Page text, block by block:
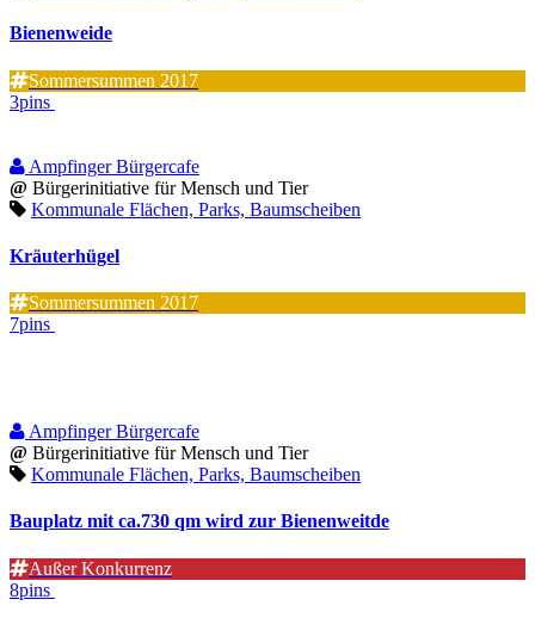
Bienenweide
Sommersummen 2017
3pins
Ampfinger Bürgercafe
@ Bürgerinitiative für Mensch und Tier
Kommunale Flächen, Parks, Baumscheiben
Kräuterhügel
Sommersummen 2017
7pins
Ampfinger Bürgercafe
@ Bürgerinitiative für Mensch und Tier
Kommunale Flächen, Parks, Baumscheiben
Bauplatz mit ca.730 qm wird zur Bienenweitde
Außer Konkurrenz
8pins